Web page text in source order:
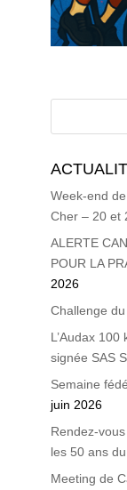
Week-end
Cher – 20 et
ALERTE
POUR LA
2026
Challenge
L’Audax
signée SAS
Semaine
juin 2026
Rendez-
les 50 ans
Meeting de